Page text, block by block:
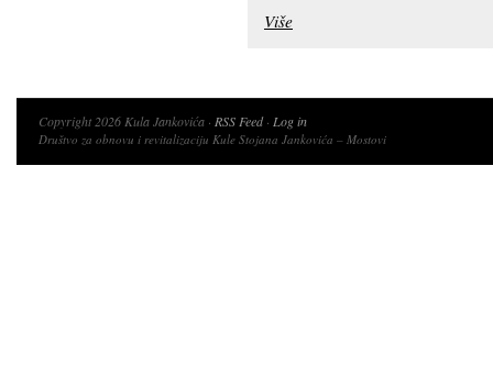
Više
Copyright 2026 Kula Jankovića · RSS Feed· Log in
Društvo za obnovu i revitalizaciju Kule Stojana Jankovića – Mostovi